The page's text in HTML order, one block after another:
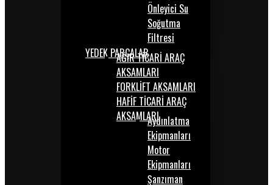
Önleyici Su
Soğutma
Filtresi
YEDEK PARÇALARAĞIR TİCARİ ARAÇ
AKSAMLARI
FORKLİFT AKSAMLARI
HAFİF TİCARİ ARAÇ
AKSAMLARIAydınlatma
Ekipmanları
Motor
Ekipmanları
Şanzıman